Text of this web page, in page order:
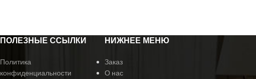
ПОЛЕЗНЫЕ ССЫЛКИ
Политика
конфиденциальности
НИЖНЕЕ МЕНЮ
Заказ
О нас